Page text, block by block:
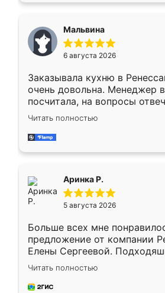
меньше, здесь же он более
Мне нравится ,если что-то
мебели буду заказывать
Мальвина
6 августа 2026
Заказывала кухню в
очень довольна. Менеджер
посчитала, на вопросы
Замерщик приехал в
делу со всей
за день, ребята работали
Читать полностью
Аринка Р.
5 августа 2026
Больше всех мне
предложение от компании
Елены Сергеевой.
короткие сроки
для замера сотрудник
предложил по моему эскизу
Читать полностью